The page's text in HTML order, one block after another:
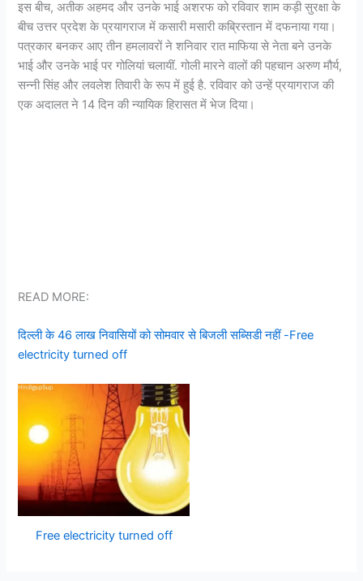
इस बीच, अतीक अहमद और उनके भाई अशरफ को रविवार शाम कड़ी सुरक्षा के
बीच उत्तर प्रदेश के प्रयागराज में कसारी मसारी कब्रिस्तान में दफनाया गया।
पत्रकार बनकर आए तीन हमलावरों ने शनिवार रात माफिया से नेता बने उनके
भाई और उनके भाई पर गोलियां चलायीं. गोली मारने वालों की पहचान अरुण मौर्य,
सन्नी सिंह और लवलेश तिवारी के रूप में हुई है. रविवार को उन्हें प्रयागराज की
एक अदालत ने 14 दिन की न्यायिक हिरासत में भेज दिया।
READ MORE:
दिल्ली के 46 लाख निवासियों को सोमवार से बिजली सब्सिडी नहीं -Free
electricity turned off
Free electricity turned off